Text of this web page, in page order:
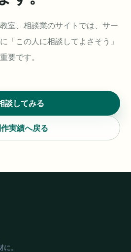
室、相談業のサイトでは、サー
「この人に相談してよさそう」
要です。
談してみる
実績へ戻る
。